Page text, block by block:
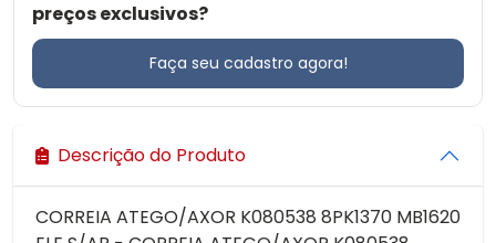
preços exclusivos?
Faça seu cadastro agora!
Descrição do Produto
CORREIA ATEGO/AXOR K080538 8PK1370 MB1620